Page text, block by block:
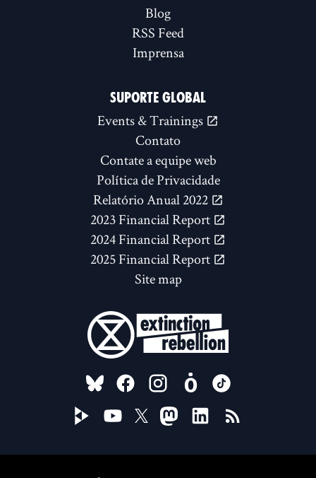
Blog
RSS Feed
Imprensa
SUPORTE GLOBAL
Events & Trainings
Contato
Contate a equipe web
Política de Privacidade
Relatório Anual 2022
2023 Financial Report
2024 Financial Report
2025 Financial Report
Site map
FOLLOW US ON